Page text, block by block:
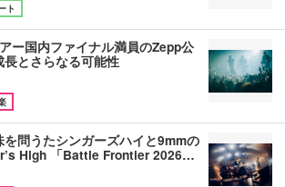
ト
ー国内ファイナル満員のZepp公
とさらなる可能性
問うたシンガーズハイと9mmの
High 「Battle Frontier 2026…